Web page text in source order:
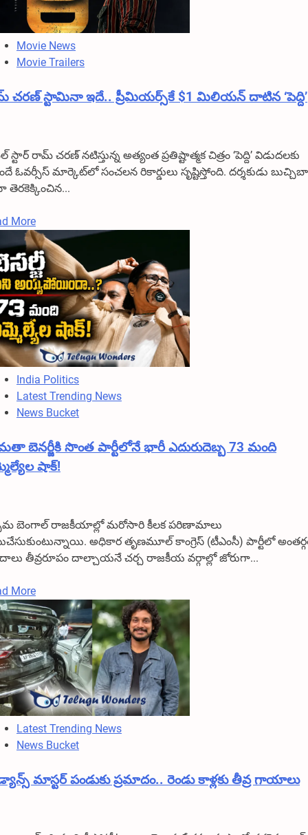
9
మంది
మృతి
Movie News
Movie Trailers
చరణ్ స్టామినా ఇదే.. ప్రీమియర్స్‌కే $1 మిలియన్ దాటిన ‘పెద్ది’
స్టార్ రామ్ చరణ్ నటిస్తున్న అత్యంత ప్రతిష్టాత్మక చిత్రం ‘పెద్ది’ విడుదలకు
ఓవర్సీస్ మార్కెట్‌లో సంచలన రికార్డులు సృష్టిస్తోంది. దర్శకుడు
MoreRead
more
about
రామ్
చరణ్
స్టామినా
ఇదే..
ప్రీమియర్స్‌కే
$1
మిలియన్
దాటిన
‘పెద్ది’
India Politics
Latest Trending News
News Bucket
బెనర్జీకి సొంత పార్టీలోనే భారీ ఎదురుదెబ్బ 73 మంది
షాక్!
బెంగాల్ రాజకీయాల్లో మరోసారి కీలక పరిణామాలు
అధికార తృణమూల్ కాంగ్రెస్ (టీఎంసీ) పార్టీలో
తీవ్రరూపం దాల్చాయనే చర్చ రాజకీయ వర్గాల్లో జోరుగా...
MoreRead
more
about
మమతా
బెనర్జీకి
సొంత
పార్టీలోనే
భారీ
ఎదురుదెబ్బ
73
ఎమ్మెల్యేల
షాక్!
Latest Trending News
News Bucket
మాస్టర్ పండుకు ప్రమాదం.. రెండు కాళ్లకు తీవ్ర గాయాలు